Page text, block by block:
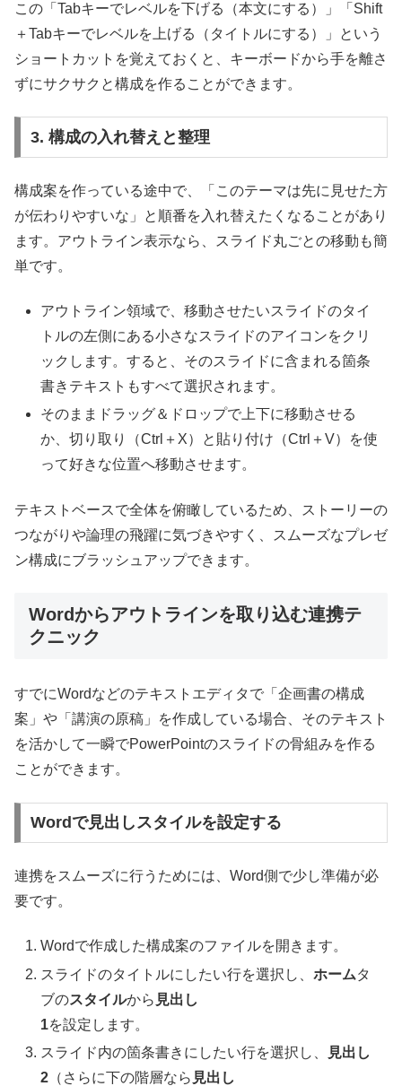
この「Tabキーでレベルを下げる（本文にする）」「Shift
＋Tabキーでレベルを上げる（タイトルにする）」という
ショートカットを覚えておくと、キーボードから手を離さ
ずにサクサクと構成を作ることができます。
3. 構成の入れ替えと整理
構成案を作っている途中で、「このテーマは先に見せた方
が伝わりやすいな」と順番を入れ替えたくなることがあり
ます。アウトライン表示なら、スライド丸ごとの移動も簡
単です。
アウトライン領域で、移動させたいスライドのタイ
トルの左側にある小さなスライドのアイコンをクリ
ックします。すると、そのスライドに含まれる箇条
書きテキストもすべて選択されます。
そのままドラッグ＆ドロップで上下に移動させる
か、切り取り（Ctrl＋X）と貼り付け（Ctrl＋V）を使
って好きな位置へ移動させます。
テキストベースで全体を俯瞰しているため、ストーリーの
つながりや論理の飛躍に気づきやすく、スムーズなプレゼ
ン構成にブラッシュアップできます。
Wordからアウトラインを取り込む連携テ
クニック
すでにWordなどのテキストエディタで「企画書の構成
案」や「講演の原稿」を作成している場合、そのテキスト
を活かして一瞬でPowerPointのスライドの骨組みを作る
ことができます。
Wordで見出しスタイルを設定する
連携をスムーズに行うためには、Word側で少し準備が必
要です。
Wordで作成した構成案のファイルを開きます。
スライドのタイトルにしたい行を選択し、ホームタ
ブのスタイルから 見出し
1を設定します。
スライド内の箇条書きにしたい行を選択し、
見出し
2 （さらに下の階層なら 見出し